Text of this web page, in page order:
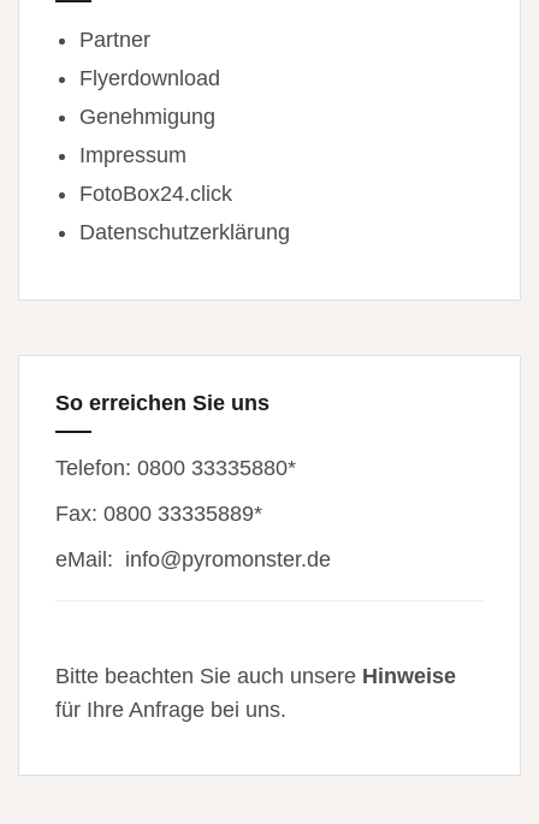
Partner
Flyerdownload
Genehmigung
Impressum
FotoBox24.click
Datenschutzerklärung
So erreichen Sie uns
Telefon: 0800 33335880*
Fax: 0800 33335889*
eMail: info@pyromonster.de
Bitte beachten Sie auch unsere Hinweise
für Ihre Anfrage bei uns.